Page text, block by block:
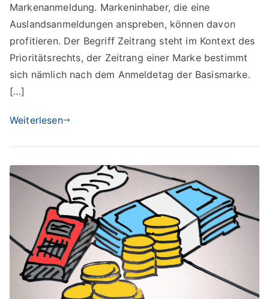
Markenanmeldung. Markeninhaber, die eine
Auslandsanmeldungen anspreben, können davon
profitieren. Der Begriff Zeitrang steht im Kontext des
Prioritätsrechts, der Zeitrang einer Marke bestimmt
sich nämlich nach dem Anmeldetag der Basismarke.
[…]
Weiterlesen